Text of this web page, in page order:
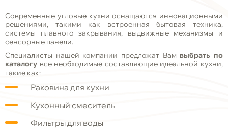
Современные угловые кухни оснащаются инновационными
решениями, такими как встроенная бытовая техника,
системы плавного закрывания, выдвижные механизмы и
сенсорные панели.
Специалисты нашей компании предложат Вам выбрать по
каталогу все необходимые составляющие идеальной кухни,
такие как:
Раковина для кухни
Кухонный смеситель
Фильтры для воды